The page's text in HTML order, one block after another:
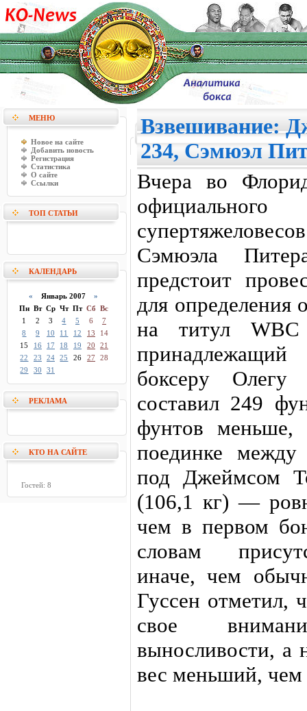
МЕНЮ
Новое на сайте
Добавить новость
Регистрация
Статистика
О сайте
Ссылки
ТОП СТАТЬИ
КАЛЕНДАРЬ
« Январь 2007»
Пн Вт Ср Чт Пт Сб Вс
1
2 3 4 5 6
7
8
9 10 11 12 13
14
15
16 17 18 19 20
21
22
23 24 25 26 27
28
29
30 31
РЕКЛАМА
КТО НА САЙТЕ
Гостей: 8
Взвешивание:
234, Сэмюэл
Вчера во
Сэмюэла
предстоит
для определения
на титул WBC
боксеру
составил 249
фунтов
поединке
под Джеймсом
(106,1 кг) —
чем в первом
словам
иначе, чем
Гуссен отметил,
свое
выносливости, а
вес меньший, чем